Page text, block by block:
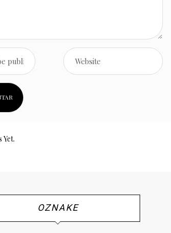
Yet.
OZNAKE